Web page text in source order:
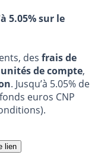
5.05% sur le
des frais de
de compte,
. Jusqu’à 5.05% de
euros CNP
lien